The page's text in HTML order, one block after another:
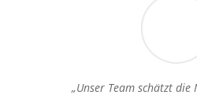
„Unser Team schätzt die